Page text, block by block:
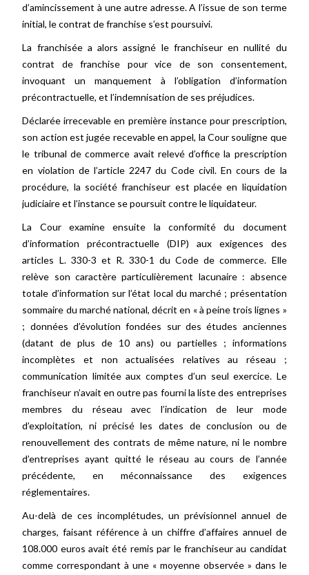
d’amincissement à une autre adresse. A l’issue de son terme
initial, le contrat de franchise s’est poursuivi.
La franchisée a alors assigné le franchiseur en nullité du
contrat de franchise pour vice de son consentement,
invoquant un manquement à l’obligation d’information
précontractuelle, et l’indemnisation de ses préjudices.
Déclarée irrecevable en première instance pour prescription,
son action est jugée recevable en appel, la Cour souligne que
le tribunal de commerce avait relevé d’office la prescription
en violation de l’article 2247 du Code civil. En cours de la
procédure, la société franchiseur est placée en liquidation
judiciaire et l’instance se poursuit contre le liquidateur.
La Cour examine ensuite la conformité du document
d’information précontractuelle (DIP) aux exigences des
articles L. 330-3 et R. 330-1 du Code de commerce. Elle
relève son caractère particulièrement lacunaire : absence
totale d’information sur l’état local du marché ; présentation
sommaire du marché national, décrit en « à peine trois lignes »
; données d’évolution fondées sur des études anciennes
(datant de plus de 10 ans) ou partielles ; informations
incomplètes et non actualisées relatives au réseau ;
communication limitée aux comptes d’un seul exercice. Le
franchiseur n’avait en outre pas fourni la liste des entreprises
membres du réseau avec l’indication de leur mode
d’exploitation, ni précisé les dates de conclusion ou de
renouvellement des contrats de même nature, ni le nombre
d’entreprises ayant quitté le réseau au cours de l’année
précédente, en méconnaissance des exigences
réglementaires.
Au-delà de ces incomplétudes, un prévisionnel annuel de
charges, faisant référence à un chiffre d’affaires annuel de
108.000 euros avait été remis par le franchiseur au candidat
comme correspondant à une « moyenne observée » dans le